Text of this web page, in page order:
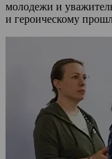
молодежи и
и героическому